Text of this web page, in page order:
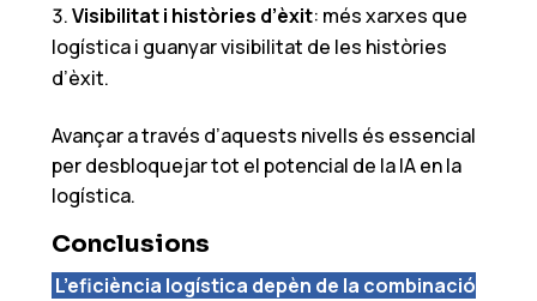
Visibilitat i històries d’èxit: més xarxes que
logística i guanyar visibilitat de les històries
d’èxit.
Avançar a través d’aquests nivells és essencial
per desbloquejar tot el potencial de la IA en la
logística.
Conclusions
L’eficiència logística depèn de la combinació